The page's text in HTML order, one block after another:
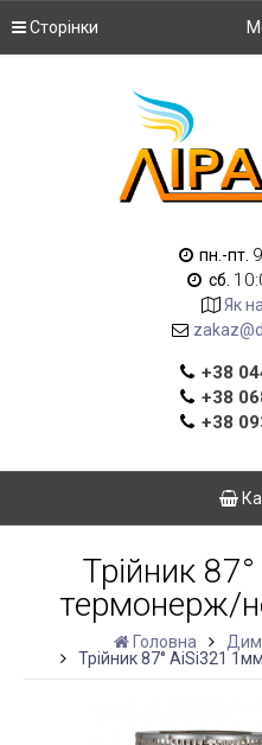
Сторінки
пн.-пт.
сб.
Як
+38
+38
+38
Трійник
термонерж/
Головна
Трійник 87° AiSi321